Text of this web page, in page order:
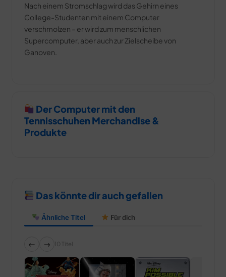
Nach einem Stromschlag wird das Gehirn eines
College-Studenten mit einem Computer
verschmolzen – er wird zum menschlichen
Supercomputer, aber auch zur Zielscheibe von
Ganoven.
Der Computer mit den
Tennisschuhen Merchandise &
Produkte
Das könnte dir auch gefallen
Ähnliche Titel Für dich
← → 10 Titel